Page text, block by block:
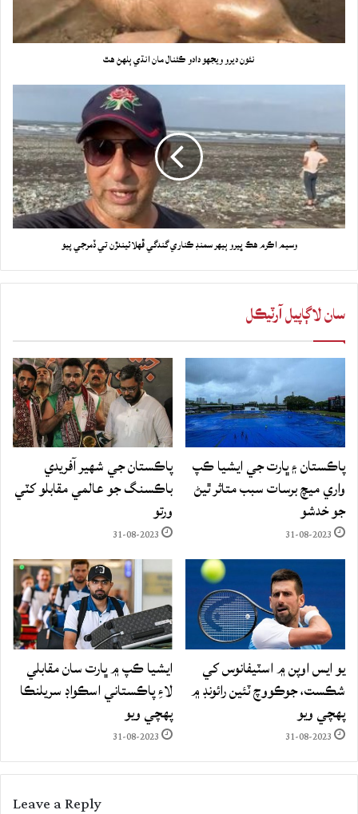
نئون ديرو ويجهو دادو ڪئنال مان انڌي ٻلهڻ هٿ
وسيم اڪرم هڪ ڀيرو ٻيهر سمنڊ ڪناري گندگي ڦهلائيندڙن تي ڏمرجي پيو
سان لاڳاپيل آرٽيڪل
پاڪستان ۽ ڀارت جي ايشيا ڪپ
واري ميچ برسات سبب متاثر ٿيڻ
جو خدشو
31-08-2023
پاڪستان جي شهير آفريدي
باڪسنگ جو عالمي مقابلو کٽي
ورتو
31-08-2023
يو ايس اوپن ۾ اسٽيفانوس کي
شڪست، جوڪووچ ٽئين رائونڊ ۾
پهچي ويو
31-08-2023
ايشيا ڪپ ۾ ڀارت سان مقابلي
لاءِ پاڪستاني اسڪواڊ سريلنڪا
پهچي ويو
31-08-2023
Leave a Reply